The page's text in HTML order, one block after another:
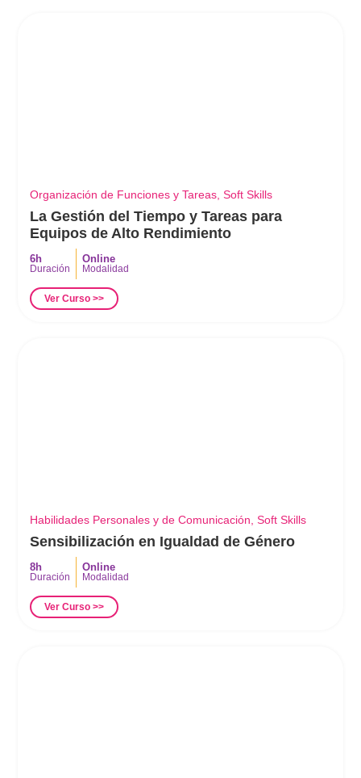
Organización de Funciones y Tareas ,Soft Skills
La Gestión del Tiempo y Tareas para
Equipos de Alto Rendimiento
6h
Duración
Online
Modalidad
Ver Curso >>
Habilidades Personales y de Comunicación ,Soft Skills
Sensibilización en Igualdad de Género
8h
Duración
Online
Modalidad
Ver Curso >>